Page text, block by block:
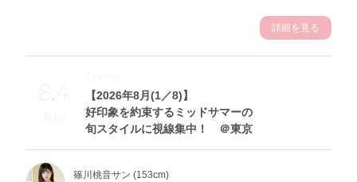
詳細を見る
8.4
Tue
【2026年8月(1／8)】
好印象を約束するミッドサマーの
旬スタイルに視線集中！ ＠東京
Theme
篠川桃音サン (153cm)